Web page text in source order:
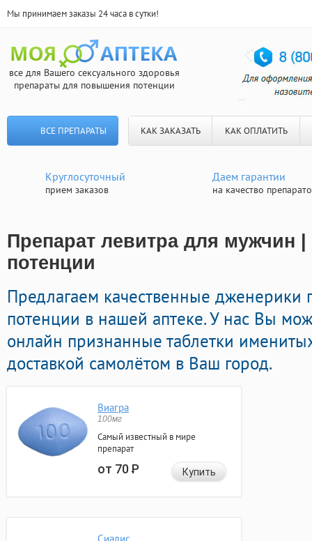
Мы принимаем заказы 24 часа в сутки!
все для Вашего сексуального здоровья
препараты для повышения потенции
ВСЕ ПРЕПАРАТЫ КАК ЗАКАЗАТЬ КАК ОПЛАТИТЬ
Круглосуточный
прием заказов
Даем гарантии
на качество
Препарат левитра для мужчин |
потенции
Предлагаем качественные
потенции в нашей аптеке. У нас Вы
онлайн признанные таблетки
доставкой самолётом в Ваш город.
Виагра
100мг
Самый известный в мире
препарат
от 70Р Купить